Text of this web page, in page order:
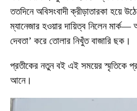
ততদিনে অবিসংবাদী ক্রীড়াতারকা হয়ে
ম্যানেজার হওয়ার দায়িত্ব নিলেন
দেবতা’ করে তোলার নিখুঁত বাজারি ছক।
প্রতীকের নতুন বই এই সময়ের স্মৃতিকে
আনে।